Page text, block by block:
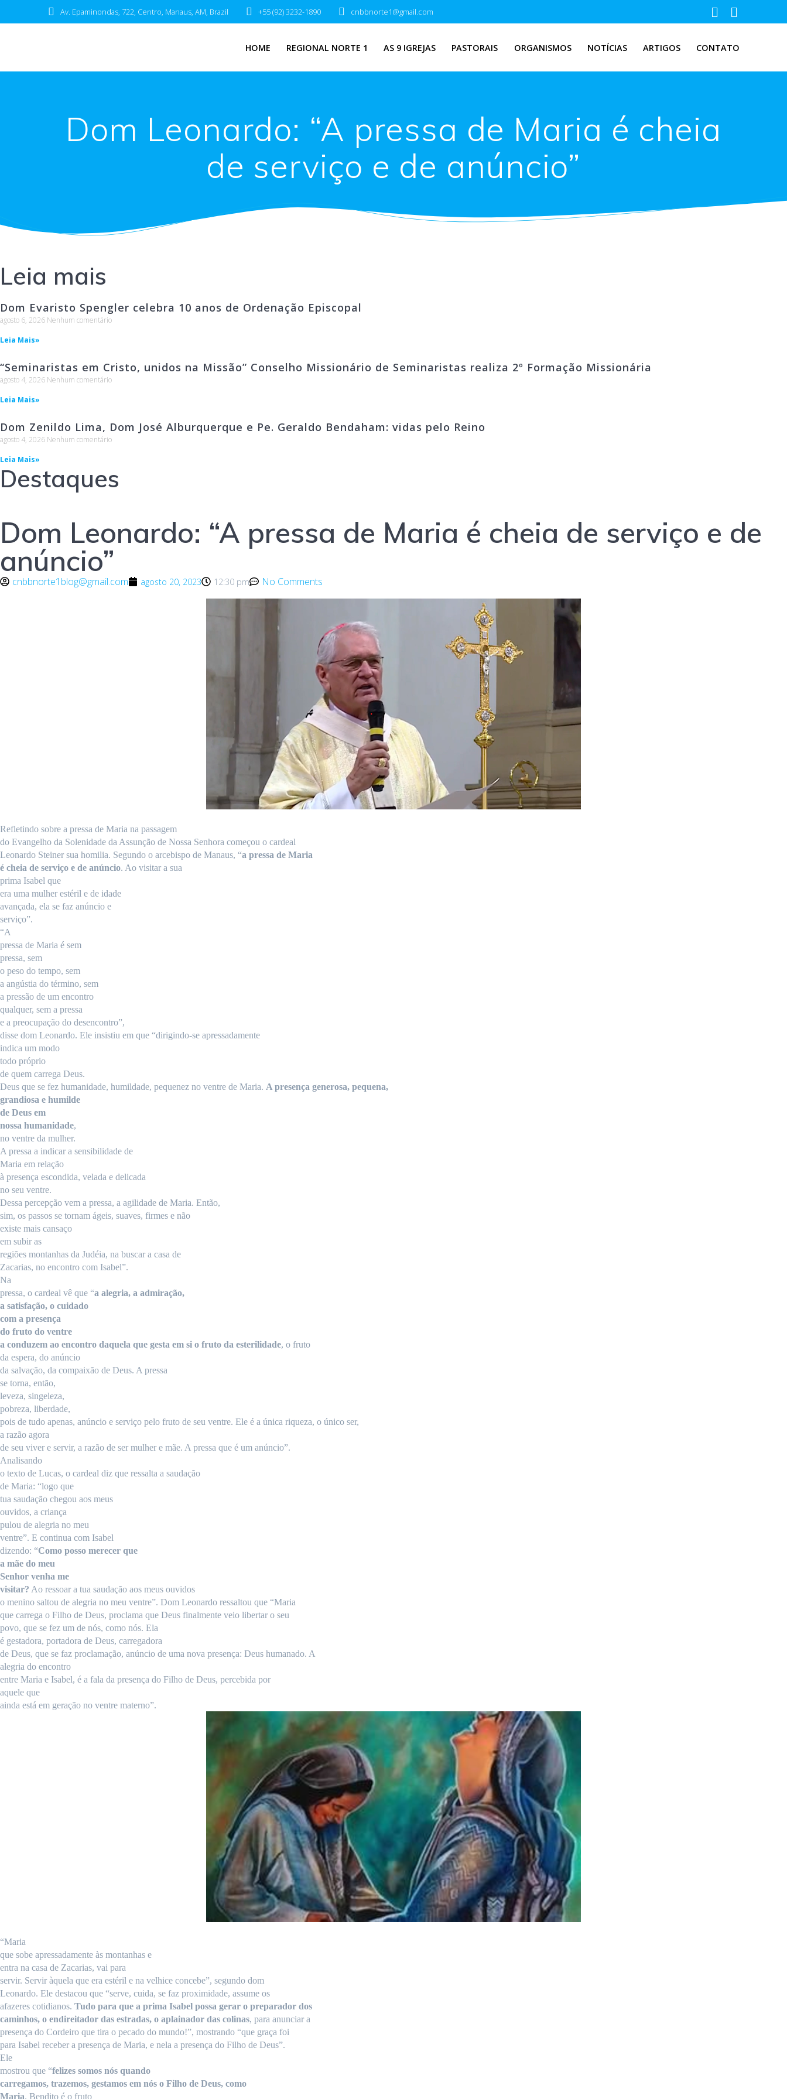
Av. Epaminondas, 722, Centro, Manaus, AM, Brazil +55 (92) 3232-1890 cnbbnorte1@gmail.com
HOME REGIONAL NORTE 1 AS 9 IGREJAS PASTORAIS ORGANISMOS NOTÍCIAS ARTIGOS CONTATO
Dom Leonardo: “A pressa de Maria é cheia
de serviço e de anúncio”
Leia mais
Dom Evaristo Spengler celebra 10 anos de Ordenação Episcopal
agosto 6, 2026 Nenhum comentário
Leia Mais»
“Seminaristas em Cristo, unidos na Missão” Conselho Missionário de Seminaristas realiza 2º Formação Missionária
agosto 4, 2026 Nenhum comentário
Leia Mais»
Dom Zenildo Lima, Dom José Alburquerque e Pe. Geraldo Bendaham: vidas pelo Reino
agosto 4, 2026 Nenhum comentário
Leia Mais»
Destaques
Dom Leonardo: “A pressa de Maria é cheia de serviço e de
anúncio”
cnbbnorte1blog@gmail.com agosto 20, 2023 12:30 pm No Comments
Refletindo sobre a pressa de Maria na passagem
do Evangelho da Solenidade da Assunção de Nossa Senhora começou o cardeal
Leonardo Steiner sua homilia. Segundo o arcebispo de Manaus, “a pressa de Maria
é cheia de serviço e de anúncio. Ao visitar a sua
prima Isabel que
era uma mulher estéril e de idade
avançada, ela se faz anúncio e
serviço”.
“A
pressa de Maria é sem
pressa, sem
o peso do tempo, sem
a angústia do término, sem
a pressão de um encontro
qualquer, sem a pressa
e a preocupação do desencontro”,
disse dom Leonardo. Ele insistiu em que “dirigindo-se apressadamente
indica um modo
todo próprio
de quem carrega Deus.
Deus que se fez humanidade, humildade, pequenez no ventre de Maria. A presença generosa, pequena,
grandiosa e humilde
de Deus em
nossa humanidade,
no ventre da mulher.
A pressa a indicar a sensibilidade de
Maria em relação
à presença escondida, velada e delicada
no seu ventre.
Dessa percepção vem a pressa, a agilidade de Maria. Então,
sim, os passos se tornam ágeis, suaves, firmes e não
existe mais cansaço
em subir as
regiões montanhas da Judéia, na buscar a casa de
Zacarias, no encontro com Isabel”.
Na
pressa, o cardeal vê que “a alegria, a admiração,
a satisfação, o cuidado
com a presença
do fruto do ventre
a conduzem ao encontro daquela que gesta em si o fruto da esterilidade, o fruto
da espera, do anúncio
da salvação, da compaixão de Deus. A pressa
se torna, então,
leveza, singeleza,
pobreza, liberdade,
pois de tudo apenas, anúncio e serviço pelo fruto de seu ventre. Ele é a única riqueza, o único ser,
a razão agora
de seu viver e servir, a razão de ser mulher e mãe. A pressa que é um anúncio”.
Analisando
o texto de Lucas, o cardeal diz que ressalta a saudação
de Maria: “logo que
tua saudação chegou aos meus
ouvidos, a criança
pulou de alegria no meu
ventre”. E continua com Isabel
dizendo: “Como posso merecer que
a mãe do meu
Senhor venha me
visitar? Ao ressoar a tua saudação aos meus ouvidos
o menino saltou de alegria no meu ventre”. Dom Leonardo ressaltou que “Maria
que carrega o Filho de Deus, proclama que Deus finalmente veio libertar o seu
povo, que se fez um de nós, como nós. Ela
é gestadora, portadora de Deus, carregadora
de Deus, que se faz proclamação, anúncio de uma nova presença: Deus humanado. A
alegria do encontro
entre Maria e Isabel, é a fala da presença do Filho de Deus, percebida por
aquele que
ainda está em geração no ventre materno”.
“Maria
que sobe apressadamente às montanhas e
entra na casa de Zacarias, vai para
servir. Servir àquela que era estéril e na velhice concebe”, segundo dom
Leonardo. Ele destacou que “serve, cuida, se faz proximidade, assume os
afazeres cotidianos. Tudo para que a prima Isabel possa gerar o preparador dos
caminhos, o endireitador das estradas, o aplainador das colinas, para anunciar a
presença do Cordeiro que tira o pecado do mundo!”, mostrando “que graça foi
para Isabel receber a presença de Maria, e nela a presença do Filho de Deus”.
Ele
mostrou que “felizes somos nós quando
carregamos, trazemos, gestamos em nós o Filho de Deus, como
Maria. Bendito é o fruto